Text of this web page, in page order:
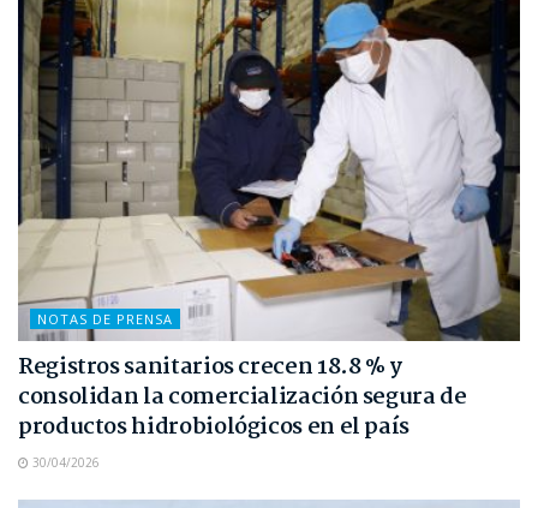
NOTAS DE PRENSA
Registros sanitarios crecen 18.8 % y
consolidan la comercialización segura de
productos hidrobiológicos en el país
30/04/2026